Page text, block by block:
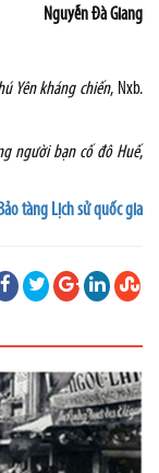
Nguyễn Đà Giang
Yên kháng chiến, Nxb.
người bạn cố đô Huế,
Bảo tàng Lịch sử quốc gia